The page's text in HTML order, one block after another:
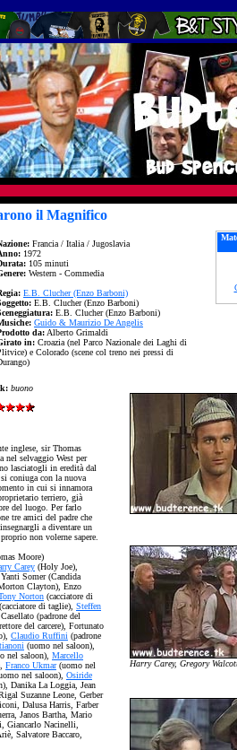
il Magnifico
Francia / Italia / Jugoslavia
1972
105 minuti
Western - Commedia
E.B. Clucher (Enzo Barboni)
E.B. Clucher (Enzo Barboni)
E.B. Clucher (Enzo Barboni)
Guido & Maurizio De Angelis
da: Alberto Grimaldi
in: Croazia (nel Parco Nazionale dei Laghi di
e Colorado (scene col treno nei pressi di
buono
inglese, sir Thomas
nel selvaggio West per
lasciatogli in eredità dal
coniuga con la nuova
in cui si innamora
terriero, già
del luogo. Per farlo
tre amici del padre che
a diventare un
non volerne sapere.
Moore)
Carey (Holy Joe),
Somer (Candida
Clayton), Enzo
Norton (cacciatore di
(cacciatore di taglie), Steffen
(padrone del
del carcere), Fortunato
Claudio Ruffini (padrone
(uomo nel saloon),
nel saloon), Marcello
Franco Ukmar(uomo nel
nel saloon), Osiride
Danika La Loggia, Jean
Suzanne Leone, Gerber
Dalusa Harris, Farber
Janos Bartha, Mario
Giancarlo Nacinelli,
Salvatore Baccaro,
Harry Carey, Gregory